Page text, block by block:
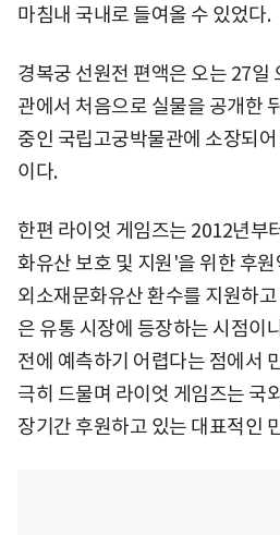
마침내 국내로 들여올 수 있었다.
경복궁 선원전 편액은 오는 27일
관에서 처음으로 실물을 공개한
중인 국립고궁박물관에 소장되
이다.
한편 라이엇 게임즈는 2012년부
화유산 보호 및 지원'을 위한 후
외소재문화유산 환수를 지원하
은 유통 시장에 등장하는 시점이
전에 예측하기 어렵다는 점에서
극히 드물며 라이엇 게임즈는 국
장기간 후원하고 있는 대표적인